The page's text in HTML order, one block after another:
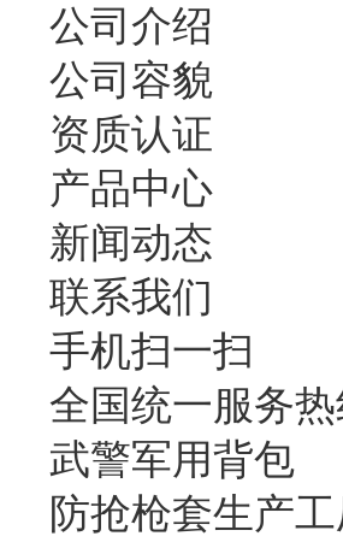
公司介绍
公司容貌
资质认证
产品中心
新闻动态
联系我们
手机扫一扫
全国统一服务
武警军用背包
防抢枪套生产